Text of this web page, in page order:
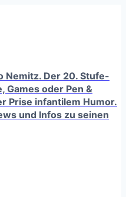
Nemitz. Der 20. Stufe-
Games oder Pen &
Prise infantilem Humor.
und Infos zu seinen